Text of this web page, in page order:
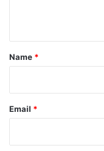
*
Name *
Email *